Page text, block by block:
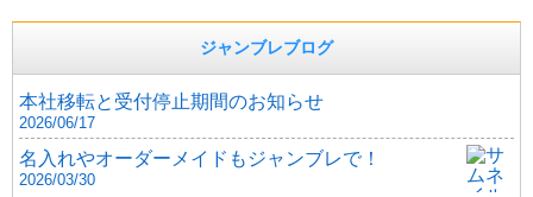
ジャンブレブログ
本社移転と受付停止期間のお知らせ
2026/06/17
名入れやオーダーメイドもジャンブレで！
2026/03/30